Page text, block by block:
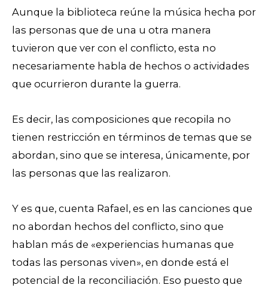
Aunque la biblioteca reúne la música hecha por
las personas que de una u otra manera
tuvieron que ver con el conflicto, esta no
necesariamente habla de hechos o actividades
que ocurrieron durante la guerra.
Es decir, las composiciones que recopila no
tienen restricción en términos de temas que se
abordan, sino que se interesa, únicamente, por
las personas que las realizaron.
Y es que, cuenta Rafael, es en las canciones que
no abordan hechos del conflicto, sino que
hablan más de «experiencias humanas que
todas las personas viven», en donde está el
potencial de la reconciliación. Eso puesto que